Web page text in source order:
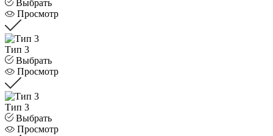
Выбрать
Просмотр
Тип 3
Выбрать
Просмотр
Тип 3
Выбрать
Просмотр